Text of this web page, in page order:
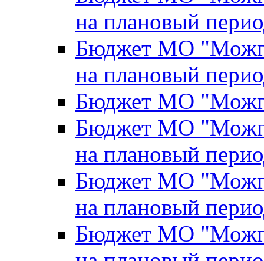
на плановый
Бюджет МО
на плановый
Бюджет МО
Бюджет МО
на плановый
Бюджет МО
на плановый
Бюджет МО